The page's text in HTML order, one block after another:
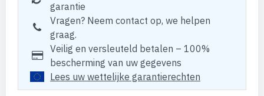
garantie
Vragen? Neem contact op, we helpen
graag.
Veilig en versleuteld betalen – 100%
bescherming van uw gegevens
Lees uw wettelijke garantierechten